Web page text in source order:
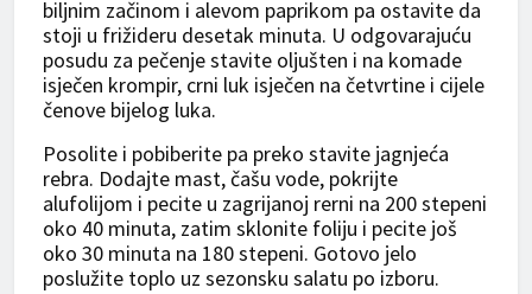
biljnim začinom i alevom paprikom pa ostavite da
stoji u frižideru desetak minuta. U odgovarajuću
posudu za pečenje stavite oljušten i na komade
isječen krompir, crni luk isječen na četvrtine i cijele
čenove bijelog luka.
Posolite i pobiberite pa preko stavite jagnjeća
rebra. Dodajte mast, čašu vode, pokrijte
alufolijom i pecite u zagrijanoj rerni na 200 stepeni
oko 40 minuta, zatim sklonite foliju i pecite još
oko 30 minuta na 180 stepeni. Gotovo jelo
poslužite toplo uz sezonsku salatu po izboru.